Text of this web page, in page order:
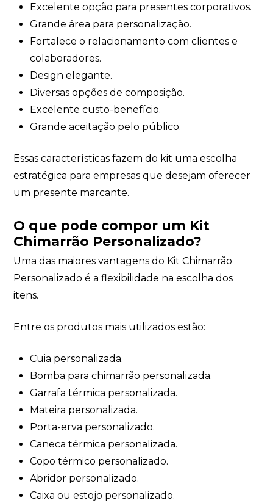
Excelente opção para presentes corporativos.
Grande área para personalização.
Fortalece o relacionamento com clientes e
colaboradores.
Design elegante.
Diversas opções de composição.
Excelente custo-benefício.
Grande aceitação pelo público.
Essas características fazem do kit uma escolha
estratégica para empresas que desejam oferecer
um presente marcante.
O que pode compor um Kit
Chimarrão Personalizado?
Uma das maiores vantagens do Kit Chimarrão
Personalizado é a flexibilidade na escolha dos
itens.
Entre os produtos mais utilizados estão:
Cuia personalizada.
Bomba para chimarrão personalizada.
Garrafa térmica personalizada.
Mateira personalizada.
Porta-erva personalizado.
Caneca térmica personalizada.
Copo térmico personalizado.
Abridor personalizado.
Caixa ou estojo personalizado.